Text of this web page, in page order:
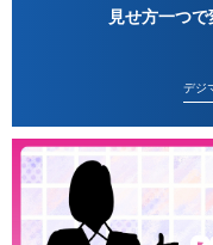
見せ方一つ
デジ